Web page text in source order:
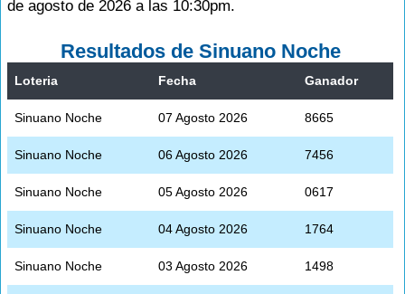
de agosto de 2026 a las 10:30pm.
Resultados de Sinuano Noche
Loteria Fecha Ganador
Sinuano Noche 07 Agosto 2026 8665
Sinuano Noche 06 Agosto 2026 7456
Sinuano Noche 05 Agosto 2026 0617
Sinuano Noche 04 Agosto 2026 1764
Sinuano Noche 03 Agosto 2026 1498